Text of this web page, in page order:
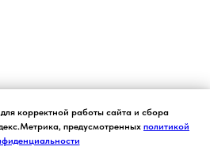
данных.
я даю свое
персональных
№152-ФЗ
корректной работы сайта и сбора
предусмотренных политикой